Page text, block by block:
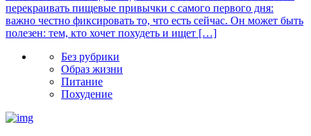
перекраивать пищевые привычки с самого первого дня:
важно честно фиксировать то, что есть сейчас. Он может быть
полезен: тем, кто хочет похудеть и ищет […]
Без рубрики
Образ жизни
Питание
Похудение